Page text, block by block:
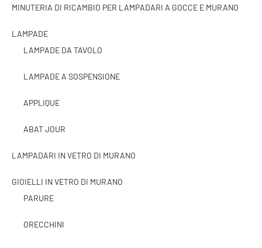
MINUTERIA DI RICAMBIO PER LAMPADARI A GOCCE E MURANO
LAMPADE
LAMPADE DA TAVOLO
LAMPADE A SOSPENSIONE
APPLIQUE
ABAT JOUR
LAMPADARI IN VETRO DI MURANO
GIOIELLI IN VETRO DI MURANO
PARURE
ORECCHINI